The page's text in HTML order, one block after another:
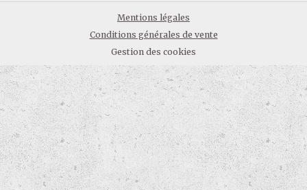
Mentions légales
Conditions générales de vente
Gestion des cookies